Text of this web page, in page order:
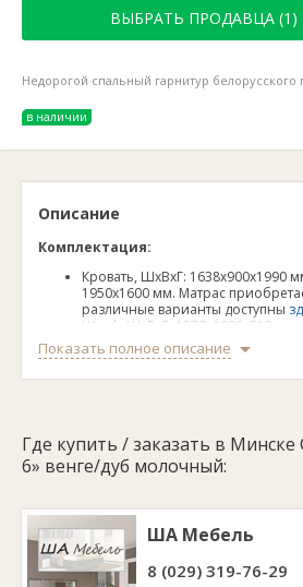
ВЫБРАТЬ ПРОДАВЦА (1)
Недорогой спальный гарнитур белорусского
в наличии
Описание
Комплектация:
Кровать, ШхВхГ: 1638х900х1990
1950х1600 мм. Матрас
различные варианты доступны
Шкаф, ШхВхГ: 1270х1996х512 мм.
большой отсек со штангой и
Комод, ШхВхГ: 805х718х376 мм.
Тумба (1 шт.), ШхВхГ:
Страна производства: Беларусь.
Гарантия:24 месяца.
отдельно.
Показать полное описание
Где купить / заказать в
6» венге/дуб молочный:
ША Мебель
8 (029) 319-76-29